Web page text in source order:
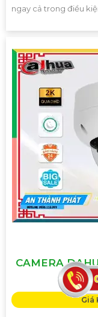
ngay cả trong điều
CAMERA
Giá